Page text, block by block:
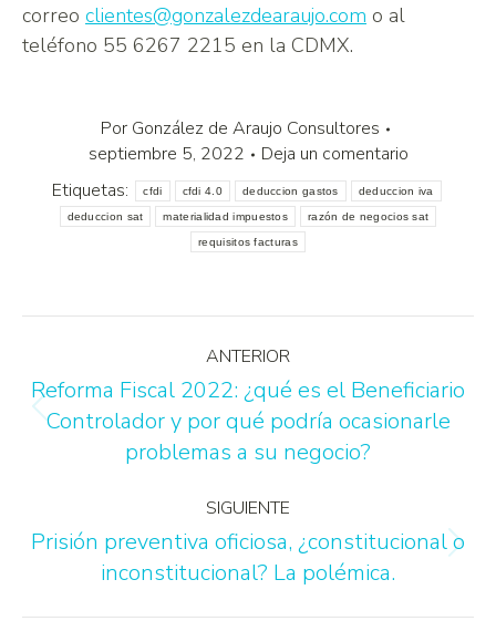
correo clientes@gonzalezdearaujo.com o al
teléfono 55 6267 2215 en la CDMX.
Por González de Araujo Consultores
septiembre 5, 2022
Deja un comentario
Etiquetas:
cfdi cfdi 4.0 deduccion gastos deduccion iva
deduccion sat materialidad impuestos razón de negocios sat
requisitos facturas
ANTERIOR
Reforma Fiscal 2022: ¿qué es el Beneficiario
Controlador y por qué podría ocasionarle
problemas a su negocio?
SIGUIENTE
Prisión preventiva oficiosa, ¿constitucional o
inconstitucional? La polémica.